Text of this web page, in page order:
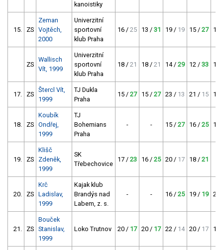
kanoistiky
15. ZS
Zeman
Vojtěch,
2000
Univerzitní
sportovní
klub Praha
16 / 25 13 / 31 19 / 19 15 / 27 12
ZS
Wallisch
Vít, 1999
Univerzitní
sportovní
klub Praha
18 / 21 18 / 21 14 / 29 12 / 33 14
17. ZS
Štercl Vít,
1999
TJ Dukla
Praha
15 / 27 15 / 27 23 / 13 21 / 15 17
18. ZS
Koubík
Ondřej,
1999
TJ
Bohemians
Praha
- - 15 / 27 16 / 25 18
19. ZS
Klišč
Zdeněk,
1999
SK
Třebechovice
17 / 23 16 / 25 20 / 17 18 / 21
20. ZS
Krč
Ladislav,
1999
Kajak klub
Brandýs nad
Labem, z. s.
- - 16 / 25 19 / 19 20
21. ZS
Bouček
Stanislav,
1999
Loko Trutnov 20 / 17 20 / 17 22 / 14 20 / 17 16